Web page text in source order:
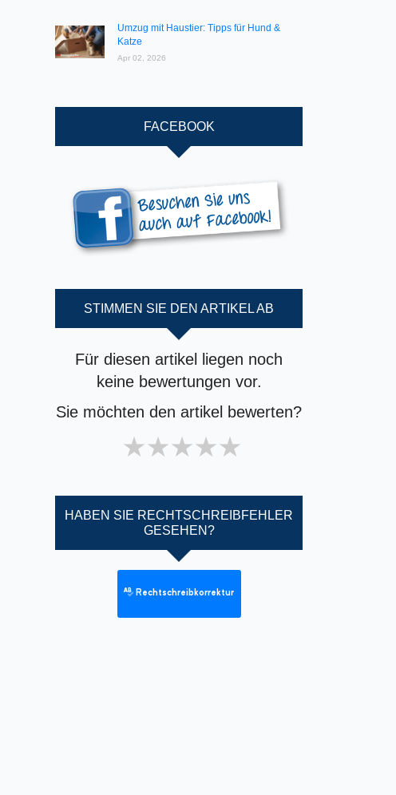
Umzug mit Haustier: Tipps für Hund &
Katze
Apr 02, 2026
FACEBOOK
STIMMEN SIE DEN ARTIKEL AB
Für diesen artikel liegen noch
keine bewertungen vor.
Sie möchten den artikel bewerten?
4 stars
3 stars
2 stars
1 star
HABEN SIE RECHTSCHREIBFEHLER
GESEHEN?
Rechtschreibkorrektur